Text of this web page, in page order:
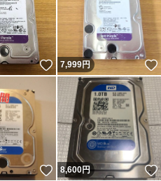
いいね！
7,999円
いいね！
8,600円